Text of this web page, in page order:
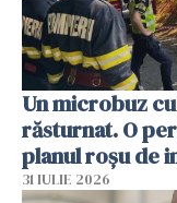
Un microbuz
răsturnat. O
planul roșu de
31 IULIE 2026